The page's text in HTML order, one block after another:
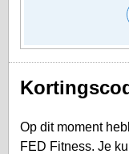
Op dit moment
FED Fitness. Je